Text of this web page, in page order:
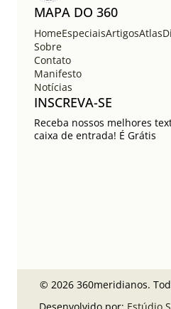
MAPA DO 360
HomeEspeciaisArtigosAtlas
Sobre
Contato
Manifesto
Notícias
INSCREVA-SE
Receba nossos melhores
caixa de entrada! É Grátis
© 2026 360meridianos.